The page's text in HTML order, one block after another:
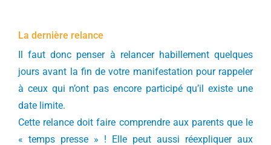
La dernière relance
Il faut donc penser à relancer habillement quelques
jours avant la fin de votre manifestation pour rappeler
à ceux qui n’ont pas encore participé qu’il existe une
date limite.
Cette relance doit faire comprendre aux parents que le
« temps presse » ! Elle peut aussi réexpliquer aux